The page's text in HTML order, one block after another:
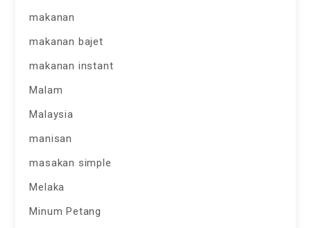
makanan
makanan bajet
makanan instant
Malam
Malaysia
manisan
masakan simple
Melaka
Minum Petang